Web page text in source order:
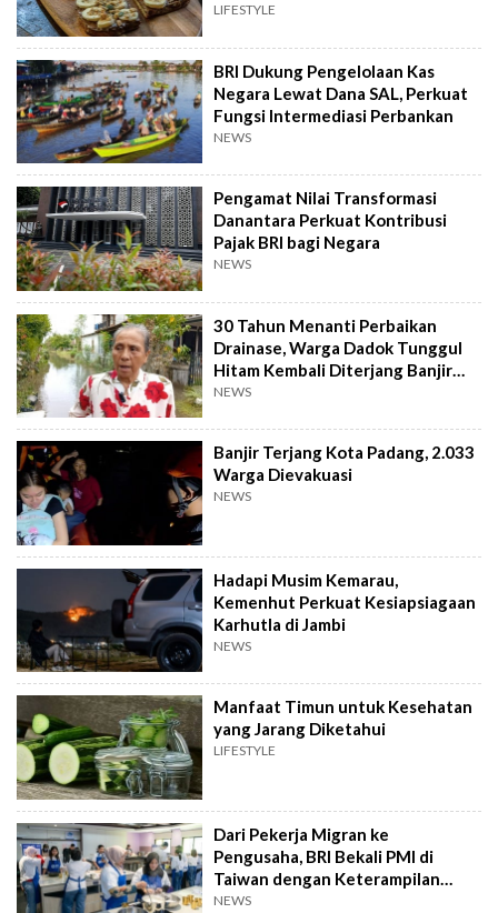
LIFESTYLE
BRI Dukung Pengelolaan Kas
Negara Lewat Dana SAL, Perkuat
Fungsi Intermediasi Perbankan
NEWS
Pengamat Nilai Transformasi
Danantara Perkuat Kontribusi
Pajak BRI bagi Negara
NEWS
30 Tahun Menanti Perbaikan
Drainase, Warga Dadok Tunggul
Hitam Kembali Diterjang Banjir
Parah
NEWS
Banjir Terjang Kota Padang, 2.033
Warga Dievakuasi
NEWS
Hadapi Musim Kemarau,
Kemenhut Perkuat Kesiapsiagaan
Karhutla di Jambi
NEWS
Manfaat Timun untuk Kesehatan
yang Jarang Diketahui
LIFESTYLE
Dari Pekerja Migran ke
Pengusaha, BRI Bekali PMI di
Taiwan dengan Keterampilan
Bisnis
NEWS